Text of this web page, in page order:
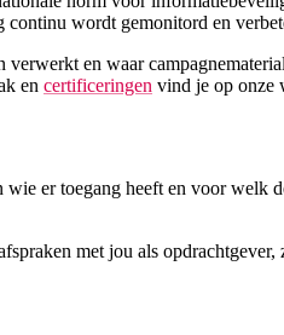
continu wordt gemonitord en
en waar
en certificeringen vind je op onze
er toegang heeft en voor welk
met jou als